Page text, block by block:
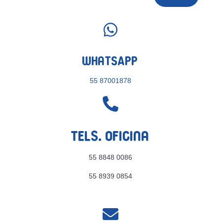

WhatsApp
55 87001878

Tels. Oficina
55 8848 0086
55 8939 0854
